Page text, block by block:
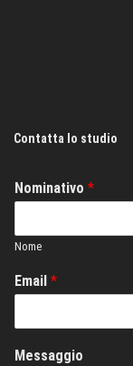
Contatta lo studio
Nominativo *
Nome
Email *
Messaggio